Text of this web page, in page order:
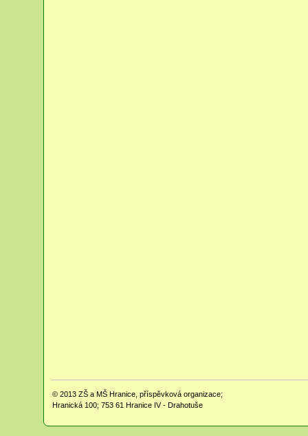
© 2013 ZŠ a MŠ Hranice, příspěvková organizace;
Hranická 100; 753 61 Hranice IV - Drahotuše